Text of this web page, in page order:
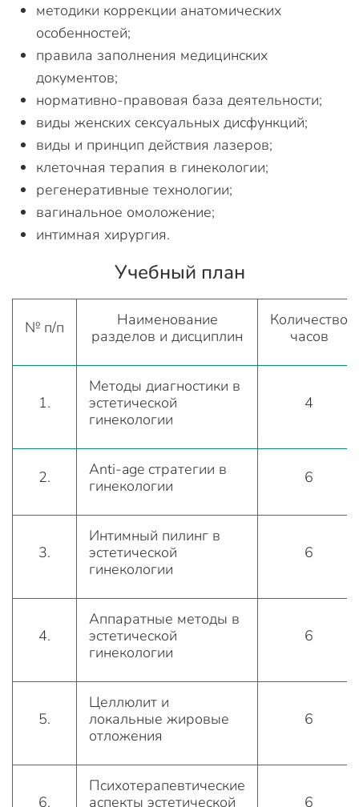
методики коррекции анатомических
особенностей;
правила заполнения медицинских
документов;
нормативно-правовая база деятельности;
виды женских сексуальных дисфункций;
виды и принцип действия лазеров;
клеточная терапия в гинекологии;
регенеративные технологии;
вагинальное омоложение;
интимная хирургия.
Учебный план
№ п/п
Наименование
разделов и дисциплин
Количество
часов
1.
Методы диагностики в
эстетической
гинекологии
4
2.
Аnti-age стратегии в
гинекологии
6
3.
Интимный пилинг в
эстетической
гинекологии
6
4.
Аппаратные методы в
эстетической
гинекологии
6
5.
Целлюлит и
локальные жировые
отложения
6
6.
Психотерапевтические
аспекты эстетической
6